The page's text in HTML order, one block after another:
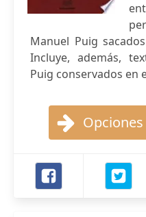
Manuel Puig
Incluye, además,
Puig conservados en